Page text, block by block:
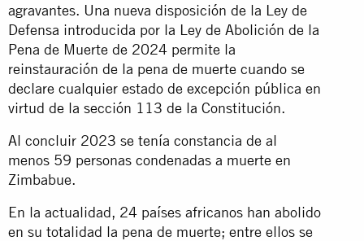
agravantes. Una nueva disposición de la Ley de
Defensa introducida por la Ley de Abolición de la
Pena de Muerte de 2024 permite la
reinstauración de la pena de muerte cuando se
declare cualquier estado de excepción pública en
virtud de la sección 113 de la Constitución.
Al concluir 2023 se tenía constancia de al
menos 59 personas condenadas a muerte en
Zimbabue.
En la actualidad, 24 países africanos han abolido
en su totalidad la pena de muerte; entre ellos se